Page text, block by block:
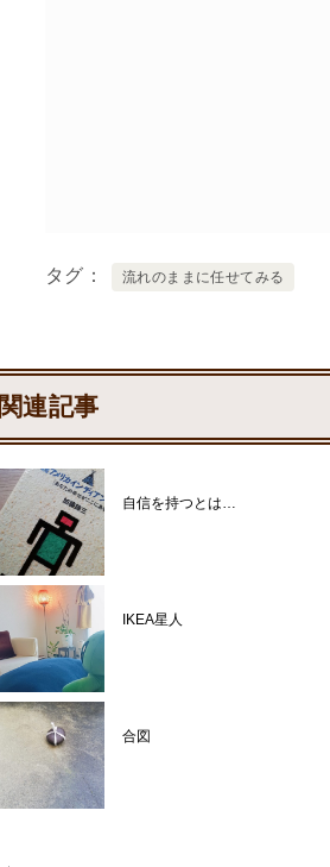
タグ 流れのままに任せてみる
関連記事
自信を持つとは…
IKEA星人
合図